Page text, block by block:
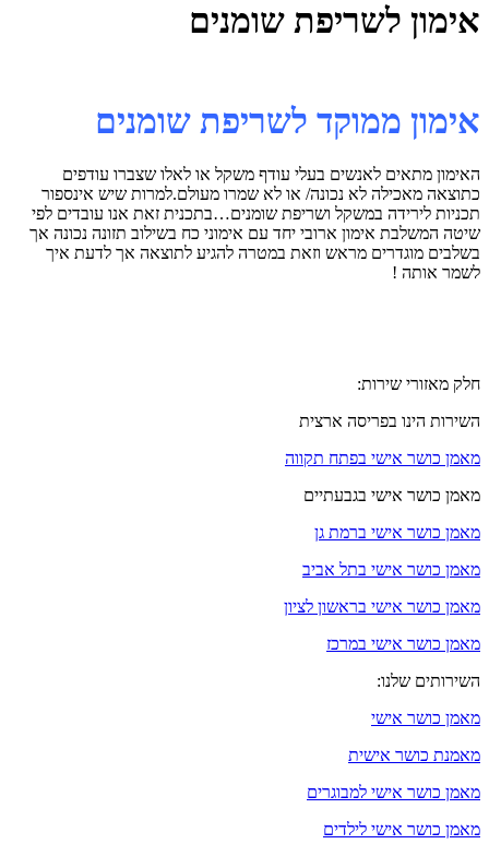
אימון לשריפת שומנים
אימון ממוקד לשריפת שומנים
האימון מתאים לאנשים בעלי עודף משקל או לאלו שצברו עודפים
כתוצאה מאכילה לא נכונה/ או לא שמרו מעולם.למרות שיש אינספור
תכניות לירידה במשקל ושריפת שומנים…בתכנית זאת אנו עובדים לפי
שיטה המשלבת אימון ארובי יחד עם אימוני כח בשילוב תזונה נכונה אך
בשלבים מוגדרים מראש וזאת במטרה להגיע לתוצאה אך לדעת איך
לשמר אותה !
חלק מאזורי שירות:
השירות הינו בפריסה ארצית
מאמן כושר אישי בפתח תקווה
מאמן כושר אישי בגבעתיים
מאמן כושר אישי ברמת גן
מאמן כושר אישי בתל אביב
מאמן כושר אישי בראשון לציון
מאמן כושר אישי במרכז
השירותים שלנו:
מאמן כושר אישי
מאמנת כושר אישית
מאמן כושר אישי למבוגרים
מאמן כושר אישי לילדים